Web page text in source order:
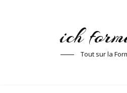
ich
Tout sur la